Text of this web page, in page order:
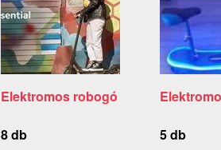
Elektromos robogó
8 db 5 db